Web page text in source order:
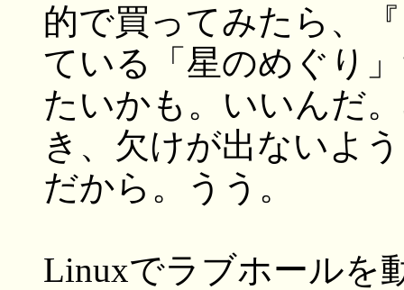
的で買ってみたら、
ている「星のめぐり
たいかも。いいんだ
き、欠けが出ないよ
だから。うう。
Linuxでラブホールを